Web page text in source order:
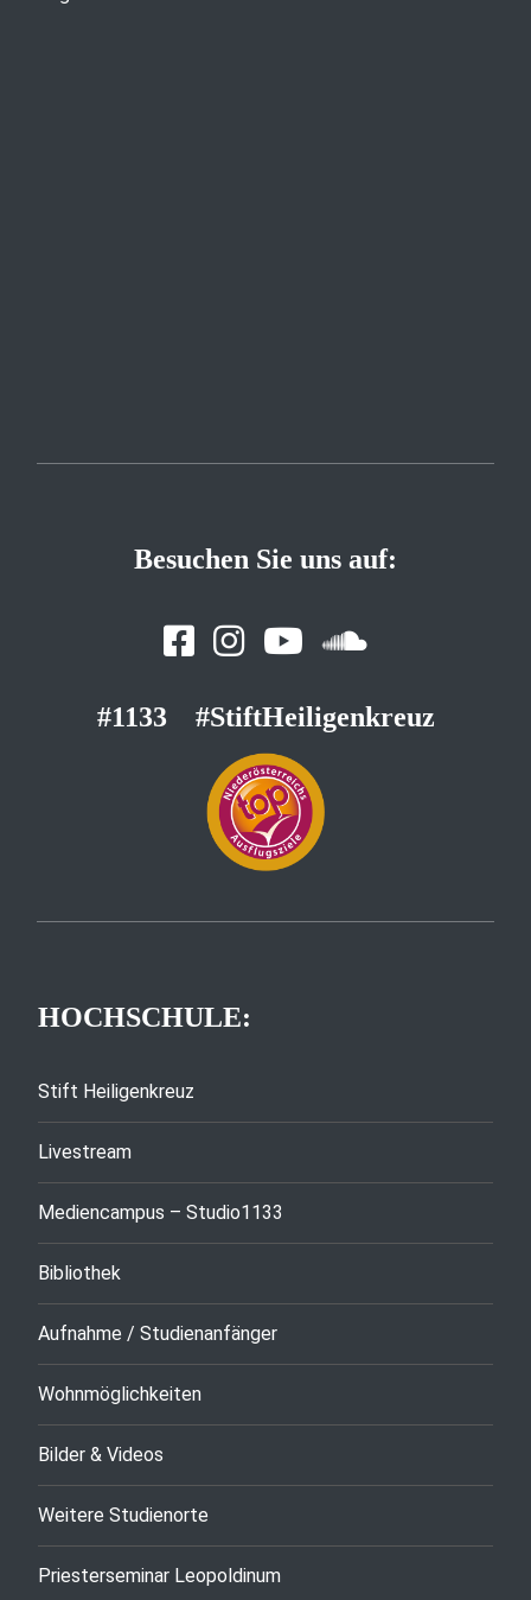
Besuchen Sie uns auf:
#1133 #StiftHeiligenkreuz
HOCHSCHULE:
Stift Heiligenkreuz
Livestream
Mediencampus – Studio1133
Bibliothek
Aufnahme / Studienanfänger
Wohnmöglichkeiten
Bilder & Videos
Weitere Studienorte
Priesterseminar Leopoldinum